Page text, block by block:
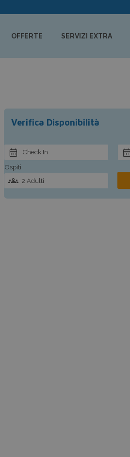
OFFERTE SERVIZI EXTRA
Verifica Disponibilità
Check In
2 Adulti
Ospiti